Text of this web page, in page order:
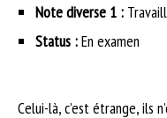
Note diverse 1 :
Status :En examen
Celui-là, c’est étrange, ils